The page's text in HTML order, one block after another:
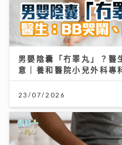
男嬰陰囊「冇睪丸」？醫
意｜養和醫院小兒外科專
23/07/2026